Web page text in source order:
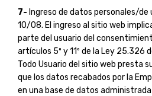
7- Ingreso de datos personales/de
10/08. El ingreso al sitio web
parte del usuario del
artículos 5º y 11º de la Ley 25.326
Todo Usuario del sitio web presta
que los datos recabados por la
en una base de datos